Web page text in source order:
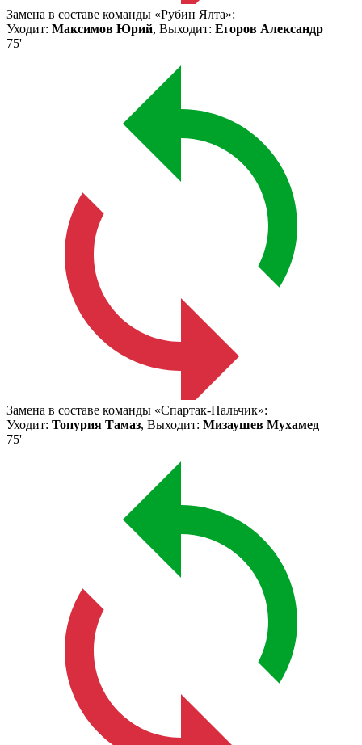
Замена в составе команды «Рубин Ялта»:
Уходит: Максимов Юрий, Выходит: Егоров Александр
75'
Замена в составе команды «Спартак-Нальчик»:
Уходит: Топурия Тамаз, Выходит: Мизаушев Мухамед
75'